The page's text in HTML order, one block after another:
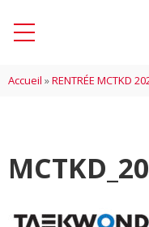
Accueil »RENTRÉE MCTKD